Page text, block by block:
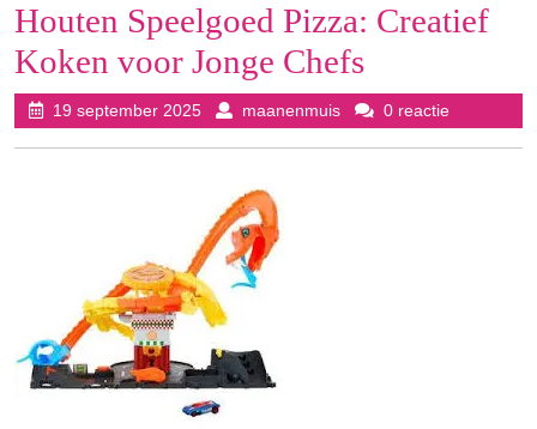
Houten Speelgoed Pizza: Creatief
Koken voor Jonge Chefs
19 september 202519
september
maanenmuismaanenmuis
0 reactie